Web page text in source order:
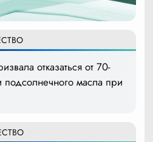
отказаться от 70-
подсолнечного масла при